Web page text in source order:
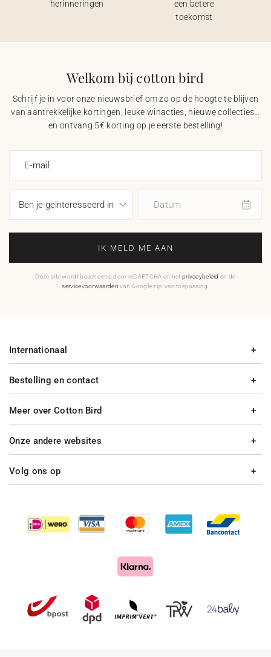
herinneringen
een betere
toekomst
Welkom bij cotton bird
Schrijf je in voor onze nieuwsbrief om zo op de hoogte te blijven
van aantrekkelijke kortingen, leuke winacties, nieuwe collecties…
en ontvang 5€ korting op je eerste bestelling!
E-mail
Datum
IK MELD ME AAN
Deze site wordt beschermd door reCAPTCHA en het privacybeleid en de
servicevoorwaarden van Google zijn van toepassing.
Bestelling en contact
Meer over Cotton Bird
Internationaal
Onze andere websites
Volg ons op